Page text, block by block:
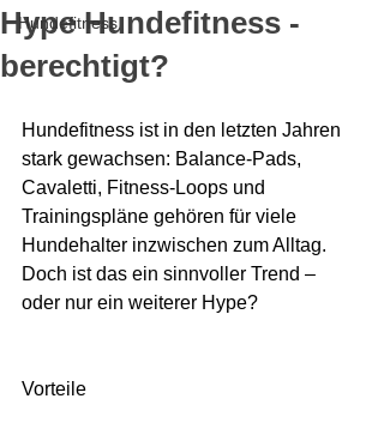
Hundefitness
Hype Hundefitness -
berechtigt?
Hundefitness ist in den letzten Jahren
stark gewachsen: Balance-Pads,
Cavaletti, Fitness-Loops und
Trainingspläne gehören für viele
Hundehalter inzwischen zum Alltag.
Doch ist das ein sinnvoller Trend –
oder nur ein weiterer Hype?
Vorteile